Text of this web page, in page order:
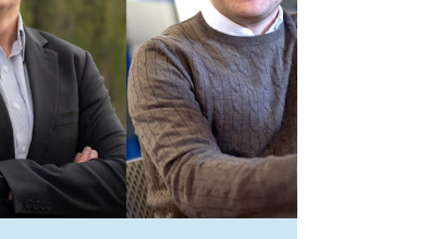
videre utvikling av vindkraft i
og en tydelig ambisjon om å bidra
en region hvor behovet for ny
framtidsrettet kraftnett er stort.